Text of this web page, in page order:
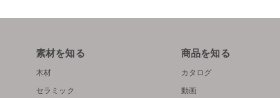
素材を知る
木材
セラミック
商品を知る
カタログ
動画